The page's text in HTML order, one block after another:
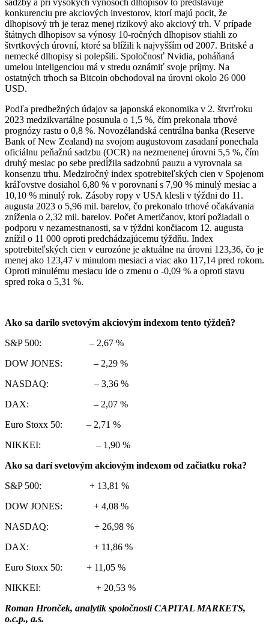
sadzby a pri vysokých výnosoch dlhopisov to predstavuje
konkurenciu pre akciových investorov, ktorí majú pocit, že
dlhopisový trh je teraz menej rizikový ako akciový trh. V prípade
štátnych dlhopisov sa výnosy 10-ročných dlhopisov stiahli zo
štvrtkových úrovní, ktoré sa blížili k najvyšším od 2007. Britské a
nemecké dlhopisy si polepšili. Spoločnosť Nvidia, poháňaná
umelou inteligenciou má v stredu oznámiť svoje príjmy. Na
ostatných trhoch sa Bitcoin obchodoval na úrovni okolo 26 000
USD.
Podľa predbežných údajov sa japonská ekonomika v 2. štvrťroku
2023 medzikvartálne posunula o 1,5 %, čím prekonala trhové
prognózy rastu o 0,8 %. Novozélandská centrálna banka (Reserve
Bank of New Zealand) na svojom augustovom zasadaní ponechala
oficiálnu peňažnú sadzbu (OCR) na nezmenenej úrovni 5,5 %, čím
druhý mesiac po sebe predĺžila sadzobnú pauzu a vyrovnala sa
konsenzu trhu. Medziročný index spotrebiteľských cien v Spojenom
kráľovstve dosiahol 6,80 % v porovnaní s 7,90 % minulý mesiac a
10,10 % minulý rok. Zásoby ropy v USA klesli v týždni do 11.
augusta 2023 o 5,96 mil. barelov, čo prekonalo trhové očakávania
zníženia o 2,32 mil. barelov. Počet Američanov, ktorí požiadali o
podporu v nezamestnanosti, sa v týždni končiacom 12. augusta
znížil o 11 000 oproti predchádzajúcemu týždňu. Index
spotrebiteľských cien v eurozóne je aktuálne na úrovni 123,36, čo je
menej ako 123,47 v minulom mesiaci a viac ako 117,14 pred rokom.
Oproti minulému mesiacu ide o zmenu o -0,09 % a oproti stavu
spred roka o 5,31 %.
Ako sa darilo svetovým akciovým indexom tento týždeň?
S&P 500: – 2,67 %
DOW JONES: – 2,29 %
NASDAQ: – 3,36 %
DAX: – 2,07 %
Euro Stoxx 50: – 2,71 %
NIKKEI: – 1,90 %
Ako sa darí svetovým akciovým indexom od začiatku roka?
S&P 500: + 13,81 %
DOW JONES: + 4,08 %
NASDAQ: + 26,98 %
DAX: + 11,86 %
Euro Stoxx 50: + 11,05 %
NIKKEI: + 20,53 %
Roman Hronček, analytik spoločnosti CAPITAL MARKETS,
o.c.p., a.s.